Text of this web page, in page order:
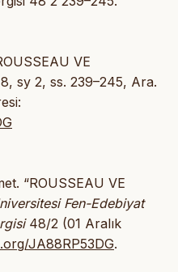
VE
sy 2, ss. 239–245, Ara.
“ROUSSEAU VE
Fen-Edebiyat
48/2 (01 Aralık
JA88RP53DG.